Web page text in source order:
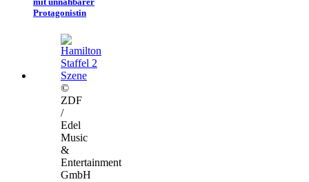
Protagonistin
©
ZDF
/
Edel
Music
&
Entertainment
GmbH